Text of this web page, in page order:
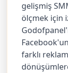
gelişmiş
ölçmek için
farklı